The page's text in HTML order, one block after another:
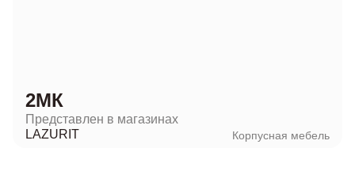
2МК
Представлен в магазинах
LAZURIT
Корпусная мебель